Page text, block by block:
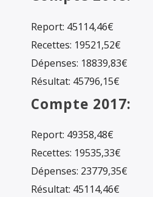
Report: 45114,46€
Recettes: 19521,52€
Dépenses: 18839,83€
Résultat: 45796,15€
Compte 2017:
Report: 49358,48€
Recettes: 19535,33€
Dépenses: 23779,35€
Résultat: 45114,46€